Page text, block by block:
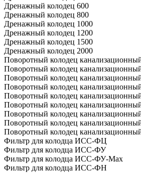
Дренажный колодец 600
Дренажный колодец 800
Дренажный колодец 1000
Дренажный колодец 1200
Дренажный колодец 1500
Дренажный колодец 2000
Поворотный колодец
Поворотный колодец
Поворотный колодец
Поворотный колодец
Поворотный колодец
Поворотный колодец
Поворотный колодец
Поворотный колодец
Поворотный колодец
Фильтр для колодца ИСС-ФЦ
Фильтр для колодца ИСС-ФУ
Фильтр для колодца ИСС-ФУ-Мах
Фильтр для колодца ИСС-ФН